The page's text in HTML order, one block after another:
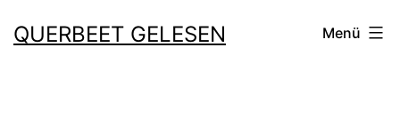
Inhalt
QUERBEET GELESEN Menü